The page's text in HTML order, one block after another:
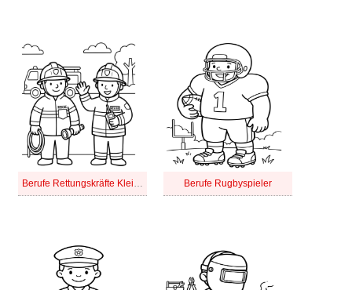
Berufe Rettungskräfte Kleinkinder Berufe Rugbyspieler